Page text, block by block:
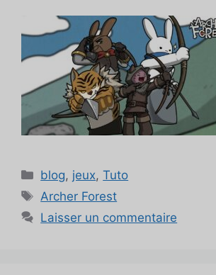
Catégories
blog, jeux,Tuto
Étiquettes
Archer Forest
Laisser un commentaire